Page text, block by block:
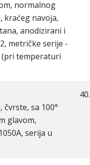
normalnog
kraćeg navoja,
anodizirani i
metričke serije -
(pri temperaturi
sa 100°
glavom,
serija u